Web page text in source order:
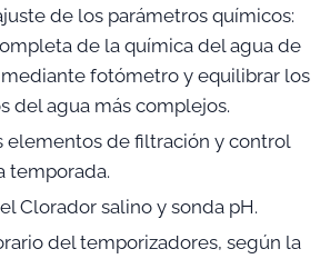
de los parámetros químicos:
de la química del agua de
fotómetro y equilibrar los
del agua más complejos.
elementos de filtración y control
temporada.
Clorador salino y sonda pH.
del temporizadores, según la